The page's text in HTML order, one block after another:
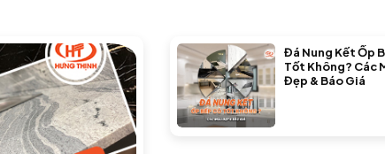
Đá Nung Kết Ốp
Tốt Không? Các
Đẹp & Báo Giá